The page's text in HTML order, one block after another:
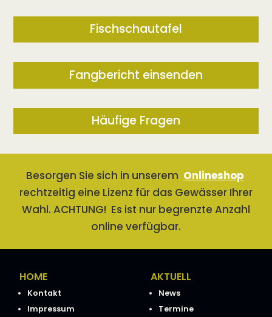
Fischschautafel
Fangbericht einsenden
Häufige Fragen
Besorgen Sie sich in unserem Onlineshop
rechtzeitig eine Lizenz für das Gewässer Ihrer
Wahl. ACHTUNG! Es ist nur begrenzte Anzahl
online verfügbar.
HOME
Kontakt
Impressum
AKTUELL
News
Termine